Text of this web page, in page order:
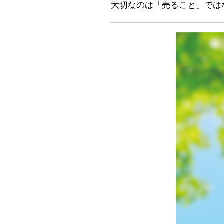
大切なのは「売ること」で